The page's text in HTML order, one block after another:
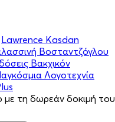
Lawrence Kasdan
Βοσταντζόγλου
Βακχικόν
Λογοτεχνία
τη δωρεάν δοκιμή του